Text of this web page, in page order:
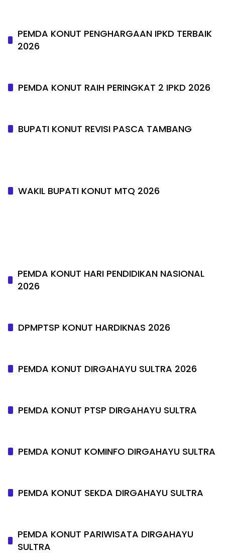
PEMDA KONUT PENGHARGAAN IPKD TERBAIK
2026
PEMDA KONUT RAIH PERINGKAT 2 IPKD 2026
BUPATI KONUT REVISI PASCA TAMBANG
WAKIL BUPATI KONUT MTQ 2026
PEMDA KONUT HARI PENDIDIKAN NASIONAL
2026
DPMPTSP KONUT HARDIKNAS 2026
PEMDA KONUT DIRGAHAYU SULTRA 2026
PEMDA KONUT PTSP DIRGAHAYU SULTRA
PEMDA KONUT KOMINFO DIRGAHAYU SULTRA
PEMDA KONUT SEKDA DIRGAHAYU SULTRA
PEMDA KONUT PARIWISATA DIRGAHAYU
SULTRA